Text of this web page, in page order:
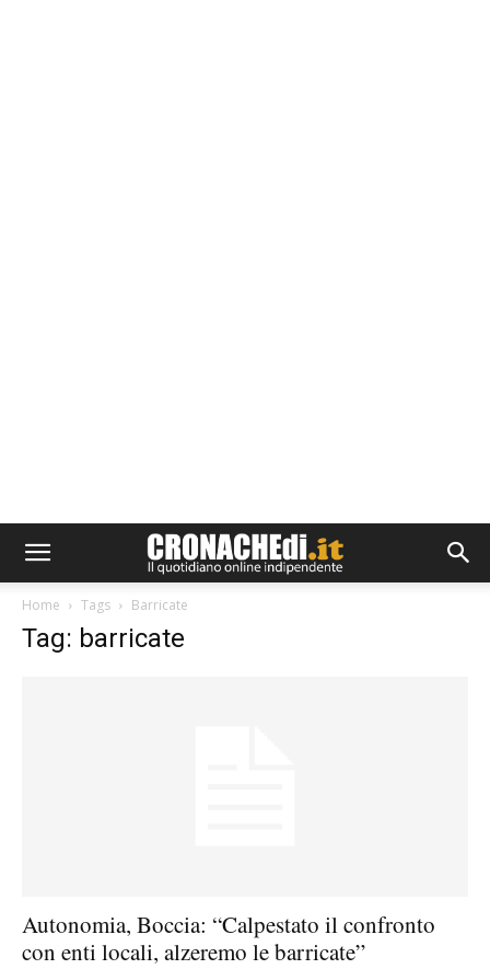
Home Tags Barricate
Tag: barricate
Autonomia, Boccia: “Calpestato il confronto
con enti locali, alzeremo le barricate”